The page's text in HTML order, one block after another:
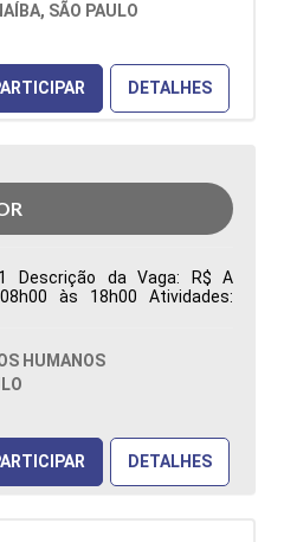
SÃO PAULO
DETALHES
Descrição da Vaga: R$ A
às 18h00 Atividades:
Atua na análise de
realização de cotações,
e condições comerciais,
e homologação
competitividade e
e acompanha pedidos de
de entrega, resolve
à entrega, qualidade e
HUMANOS
DETALHES